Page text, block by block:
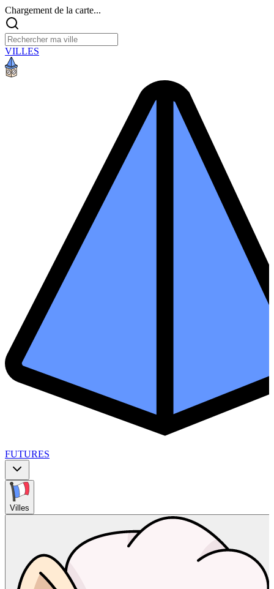
Chargement de la carte...
VILLES
FUTURES
Villes